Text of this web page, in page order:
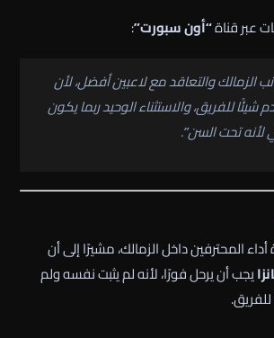
عبر قناة“أون سبورت”:
الزمالك والتعاقد مع لاعبين أفضل، لأن
للفريق، والاستثناء الوحيد ربما يكون
لأنه تحت السن”.
المحترفين داخل الزمالك، مشيرًا إلى أن
يجب أن يرحل فورًا، لأنه لم يثبت نفسه ولم